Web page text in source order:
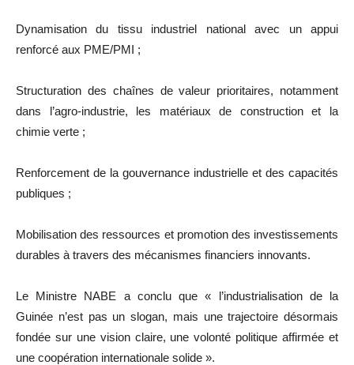
Dynamisation du tissu industriel national avec un appui
renforcé aux PME/PMI ;
Structuration des chaînes de valeur prioritaires, notamment
dans l’agro-industrie, les matériaux de construction et la
chimie verte ;
Renforcement de la gouvernance industrielle et des capacités
publiques ;
Mobilisation des ressources et promotion des investissements
durables à travers des mécanismes financiers innovants.
Le Ministre NABE a conclu que « l’industrialisation de la
Guinée n’est pas un slogan, mais une trajectoire désormais
fondée sur une vision claire, une volonté politique affirmée et
une coopération internationale solide ».